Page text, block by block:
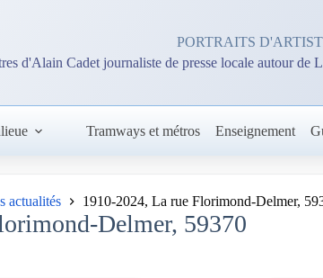
PORTRAITS
d'Alain Cadet journaliste de presse locale autour de
Tramways et métros Enseignement
actualités 1910-2024, La rue Florimond-Delmer,
Delmer, 59370